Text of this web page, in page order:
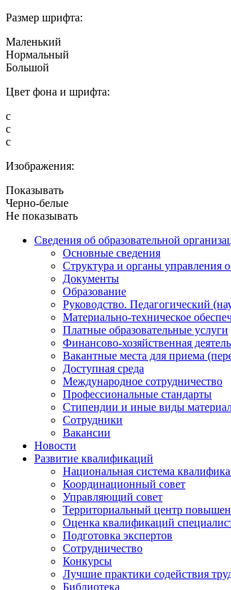
Размер шрифта:
Маленький
Нормальный
Большой
Цвет фона и шрифта:
с
с
с
Изображения:
Показывать
Черно-белые
Не показывать
Сведения об образовательной
Основные сведения
Структура и органы управления
Документы
Образование
Руководство. Педагогический
Материально-техническое
Платные образовательные услуги
Финансово-хозяйственная
Вакантные места для приема
Доступная среда
Международное сотрудничество
Профессиональные стандарты
Стипендии и иные виды
Сотрудники
Вакансии
Новости
Развитие квалификаций
Национальная система
Координационный совет
Управляющий совет
Территориальный центр
Оценка квалификаций
Подготовка экспертов
Сотрудничество
Конкурсы
Лучшие практики содействия
Библиотека